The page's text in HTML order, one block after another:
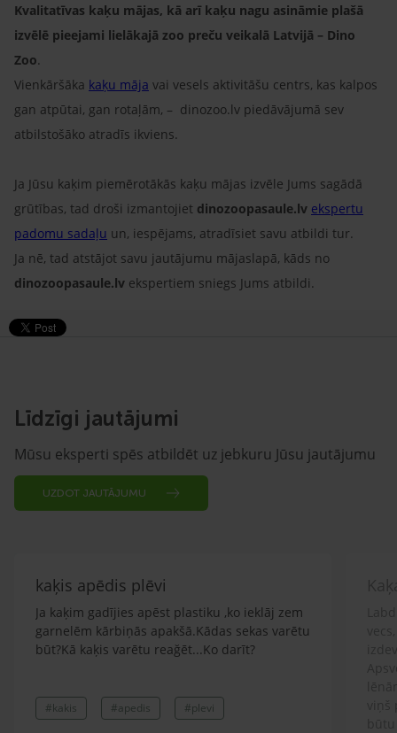
Kvalitatīvas kaķu mājas, kā arī kaķu nagu asināmie plašā
izvēlē pieejami lielākajā zoo preču veikalā Latvijā – Dino
Zoo.
Vienkāršāka kaķu māja vai vesels aktivitāšu centrs, kas kalpos
gan atpūtai, gan rotaļām, – dinozoo.lv piedāvājumā sev
atbilstošāko atradīs ikviens.
Ja Jūsu kaķim piemērotākās kaķu mājas izvēle Jums sagādā
grūtības, tad droši izmantojiet dinozoopasaule.lv ekspertu
padomu sadaļu un, iespējams, atradīsiet savu atbildi tur.
Ja nē, tad atstājot savu jautājumu mājaslapā, kāds no
dinozoopasaule.lv ekspertiem sniegs Jums atbildi.
Līdzīgi jautājumi
Mūsu eksperti spēs atbildēt uz jebkuru Jūsu jautājumu
UZDOT JAUTĀJUMU
kaķis apēdis plēvi
Ja kaķim gadījies apēst plastiku ,ko ieklāj zem
garnelēm kārbiņās apakšā.Kādas sekas varētu
būt?Kā kaķis varētu reağēt...Ko darīt?
#kakis #apedis #plevi